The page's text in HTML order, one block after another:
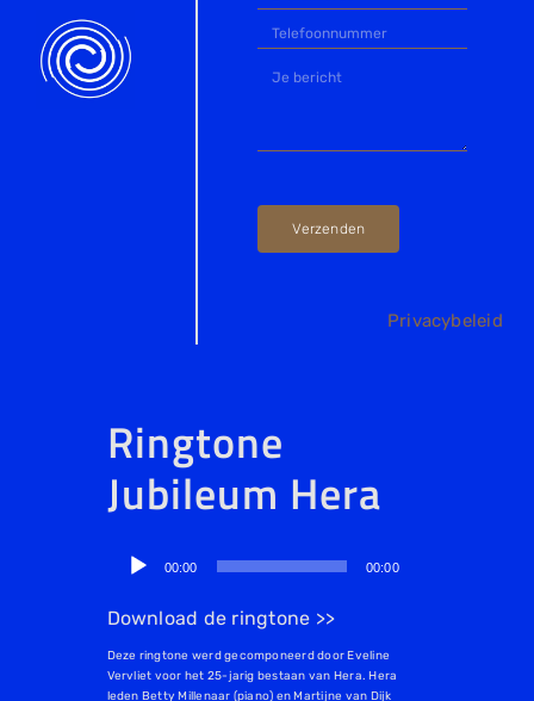
Ringtone
Jubileum Hera
Audiospeler
00:00 00:00
Download de ringtone >>
Deze ringtone werd gecomponeerd door Eveline
Vervliet voor het 25-jarig bestaan van Hera. Hera
leden Betty Millenaar (piano) en Martijne van Dijk
Verzenden
Privacybeleid